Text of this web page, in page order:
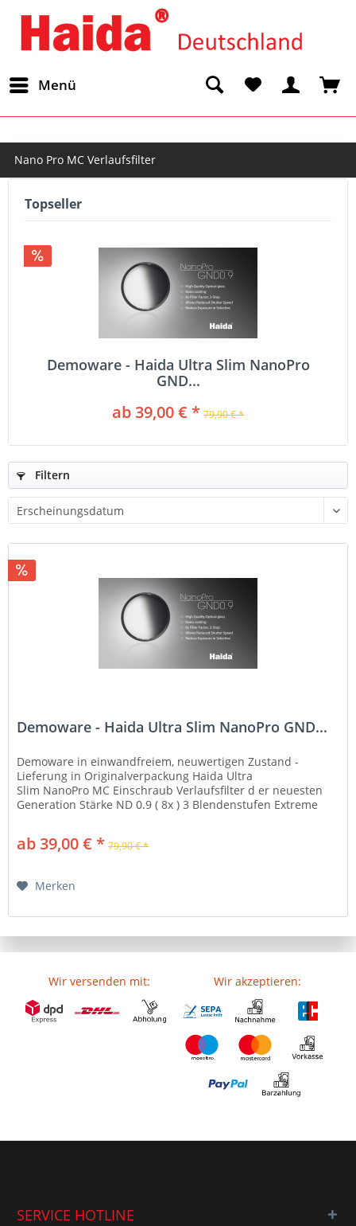
Menü
Nano Pro MC Verlaufsfilter
Topseller
Demoware - Haida Ultra Slim NanoPro
GND...
ab 39,00 € * 79,90 € *
Filtern
Demoware - Haida Ultra Slim NanoPro GND...
Demoware in einwandfreiem, neuwertigen Zustand -
Lieferung in Originalverpackung Haida Ultra
Slim NanoPro MC Einschraub Verlaufsfilter d er neuesten
Generation Stärke ND 0.9 ( 8x ) 3 Blendenstufen Extreme
ab 39,00 € * 79,90 € *
Merken
Wir versenden mit: Wir akzeptieren:
SERVICE HOTLINE